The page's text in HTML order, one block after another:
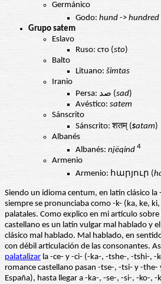
Germánico
Godo: hund -> hundred
Grupo satem
Eslavo
Ruso: сто (sto)
Balto
Lituano: šimtas
Iranio
Persa: صد (sad)
Avéstico: satem
Sánscrito
Sánscrito: शतम् (satam)
Albanés
Albanés: njëqind 4
Armenio
Armenio: հարյուր (
Siendo un idioma centum, en latín clásico
siempre se pronunciaba como -k- (ka, ke, ki,
palatales. Como explico en mi artículo sobre
castellano es un latín vulgar mal hablado y
clásico mal hablado. Mal hablado, en
con débil articulación de las consonantes.
palatalizar la -ce- y -ci- (-ka-, -tshe-, -tshi-, -
romance castellano pasan -tse-, -tsi- y -
España), hasta llegar a -ka-, -se-, -si-, -ko-,